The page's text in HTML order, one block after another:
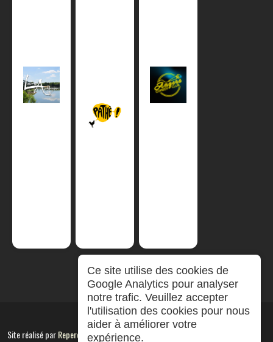
Site réalisé parRepereCom
Ce site utilise des cookies de
Google Analytics pour analyser
notre trafic. Veuillez accepter
l'utilisation des cookies pour nous
aider à améliorer votre
expérience.